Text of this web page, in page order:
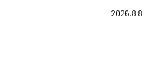
2026.8.8